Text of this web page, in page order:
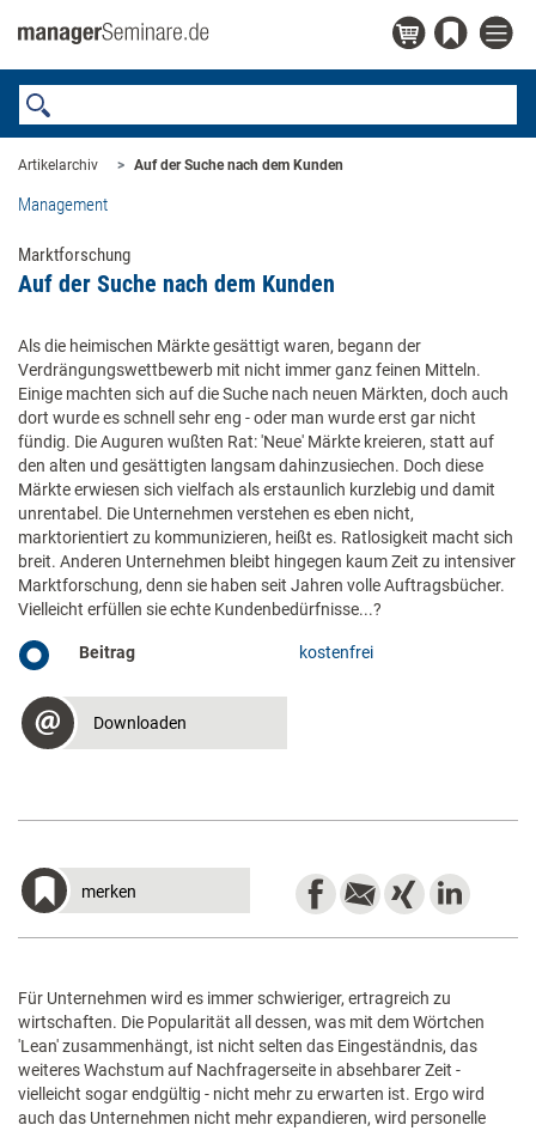
Artikelarchiv Auf der Suche nach dem Kunden
Management
Marktforschung
Auf der Suche nach dem Kunden
Als die heimischen Märkte gesättigt waren, begann der
Verdrängungswettbewerb mit nicht immer ganz feinen Mitteln.
Einige machten sich auf die Suche nach neuen Märkten, doch auch
dort wurde es schnell sehr eng - oder man wurde erst gar nicht
fündig. Die Auguren wußten Rat: 'Neue' Märkte kreieren, statt auf
den alten und gesättigten langsam dahinzusiechen. Doch diese
Märkte erwiesen sich vielfach als erstaunlich kurzlebig und damit
unrentabel. Die Unternehmen verstehen es eben nicht,
marktorientiert zu kommunizieren, heißt es. Ratlosigkeit macht sich
breit. Anderen Unternehmen bleibt hingegen kaum Zeit zu intensiver
Marktforschung, denn sie haben seit Jahren volle Auftragsbücher.
Vielleicht erfüllen sie echte Kundenbedürfnisse...?
Beitrag kostenfrei
Downloaden
merken
Für Unternehmen wird es immer schwieriger, ertragreich zu
wirtschaften. Die Popularität all dessen, was mit dem Wörtchen
'Lean' zusammenhängt, ist nicht selten das Eingeständnis, das
weiteres Wachstum auf Nachfragerseite in absehbarer Zeit -
vielleicht sogar endgültig - nicht mehr zu erwarten ist. Ergo wird
auch das Unternehmen nicht mehr expandieren, wird personelle